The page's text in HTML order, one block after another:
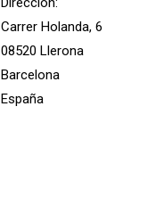
Carrer Holanda, 6
08520 Llerona
Barcelona
España